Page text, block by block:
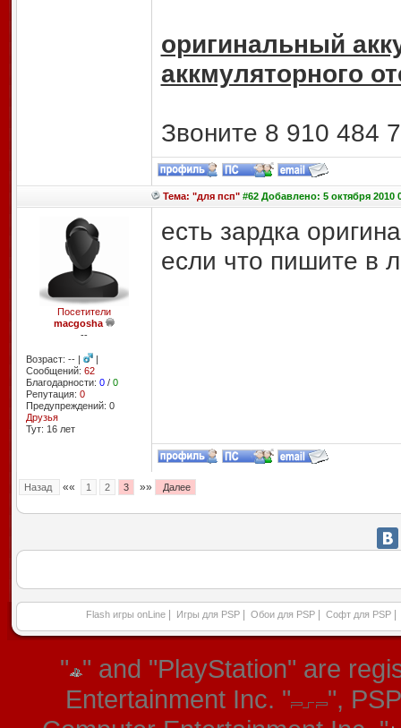
оригинальный
аккмуляторного
Звоните 8 910 484
Тема: "для псп"#62 Добавлено: 5 октября 2010
Посетители
macgosha
--
Возраст: -- |
|
Сообщений: 62
Благодарности: 0/ 0
Репутация: 0
Предупреждений: 0
Друзья
Тут: 16 лет
есть зардка
если что пишите в
Назад «« 1 2 3 »» Далее
Flash игры onLine Игры для PSP Обои для PSP Софт для PSP
" " and "PlayStation" are
Entertainment Inc. "
",